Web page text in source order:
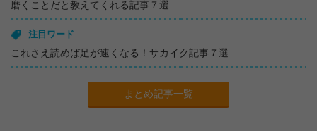
磨くことだと教えてくれる記事７選
注目ワード
これさえ読めば足が速くなる！サカイク記事７選
まとめ記事一覧